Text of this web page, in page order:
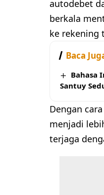
autodebet
berkala
ke rekening
Baca
Bahasa
Santuy
Dengan
menjadi
terjaga